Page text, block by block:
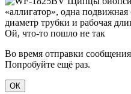
Ой, что-то пошло не так
Во время отправки
Попробуйте ещё раз.
ОК